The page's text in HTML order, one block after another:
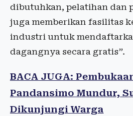
dibutuhkan, pelatihan dan
juga memberikan fasilitas
industri untuk
dagangnya secara gratis”.
BACA JUGA:
Pandansimo Mundur,
Dikunjungi Warga